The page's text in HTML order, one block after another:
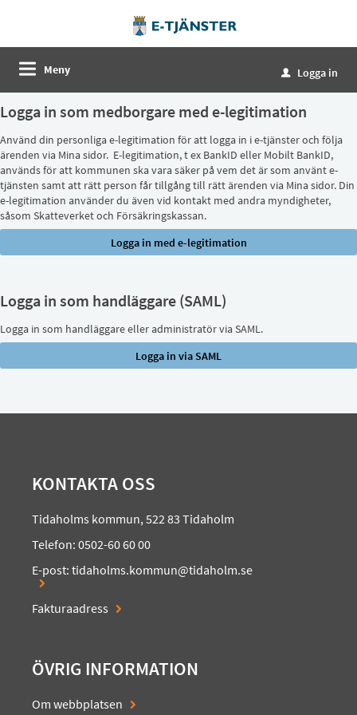
Meny u Logga in
Logga in som medborgare med e-legitimation
Använd din personliga e-legitimation för att logga in i e-tjänster och följa
ärenden via Mina sidor. E-legitimation, t ex BankID eller Mobilt BankID,
används för att kommunen ska vara säker på vem det är som använt e-
tjänsten samt att rätt person får tillgång till rätt ärenden via Mina sidor. Din
e-legitimation använder du även vid kontakt med andra myndigheter,
såsom Skatteverket och Försäkringskassan.
Logga in som handläggare (SAML)
Logga in som handläggare eller administratör via SAML.
KONTAKTA OSS
Tidaholms kommun, 522 83 Tidaholm
Telefon: 0502-60 60 00
E-post:tidaholms.kommun@tidaholm.se
Fakturaadress
ÖVRIG INFORMATION
Om webbplatsen